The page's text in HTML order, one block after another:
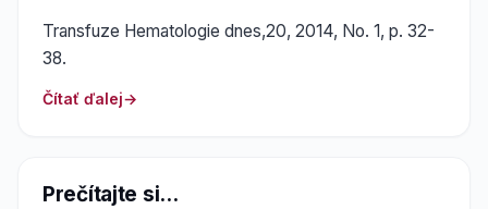
Transfuze Hematologie dnes,20, 2014, No. 1, p. 32-
38.
Čítať ďalej
Prečítajte si...